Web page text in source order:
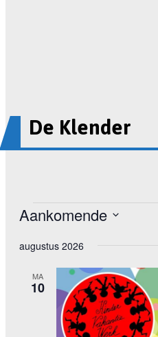
De Klender